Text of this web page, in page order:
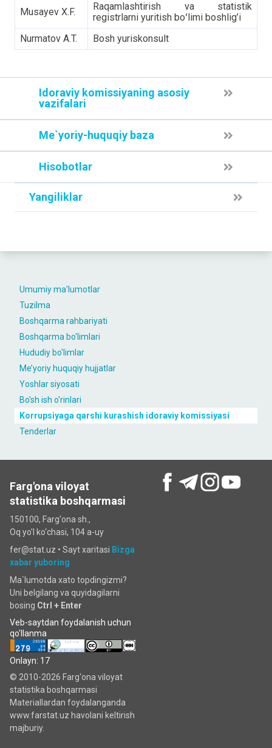
Umumiy ma'lumotlar
Tuzilma
Boshqarma rahbariyati
Boshqarma bo'limlari
Hududiy bo'limlar
Me’yoriy huquqiy hujjatlar
Yoshlar siyosati
Bo'sh ish o'rinlari
Korrupsiyaga qarshi kurashish idoraviy komissiyasi
Tenderlar
Musayev X.F.
Raqamlashtirish va statistik
registrlarni yuritish boʻlimi boshlig’i
Nurmatov A.T.
Bosh yuriskonsult
Idoraviy komissiyaning asosiy
vazifalari
Me`yoriy-huquqiy baza
Hisobotlar
Yangiliklar
Farg'ona viloyat
statistika boshqarmasi
150100, Farg'ona sh.,
Oq yo'l ko‘chаsi, 104 a-uy
fer@stat.uz • Sayt xaritasi Bizga
xabar yuboring
Ma`lumotda xato topdingizmi?
Uni belgilang va quyidagilarni
bosing Ctrl + Enter
Veb-saytdan foydalanish uchun
qo'llanma
Onlayn: 17
© 2010-2026 Farg‘ona viloyat
statistika boshqarmasi
Materiallardan foydalanganda
www.farstat.uz havolani keltirish
majburiy.